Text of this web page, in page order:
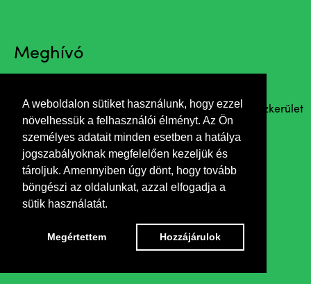
A weboldalon sütiket használunk, hogy ezzel
növelhessük a felhasználói élményt. Az Ön
személyes adatait minden esetben a hatálya
jogszabályoknak megfelelően kezeljük és
tároljuk. Amennyiben úgy dönt, hogy tovább
böngészi az oldalunkat, azzal elfogadja a
sütik használatát.
Megértettem Hozzájárulok
Meghívó
Megnyitja Köntös László aDunántúli Egyházkerület
főjegyzője